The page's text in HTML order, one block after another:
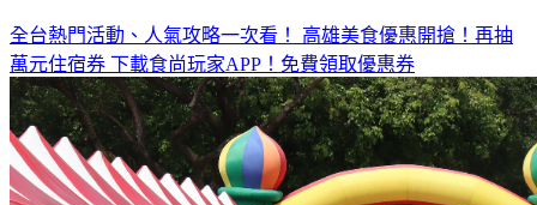
全台熱門活動、人氣攻略一次看！ 高雄美食優惠開搶！再抽
萬元住宿券 下載食尚玩家APP！免費領取優惠券